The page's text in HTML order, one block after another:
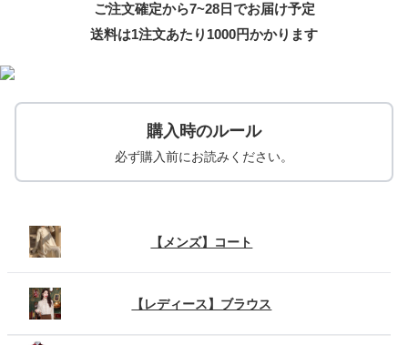
ご注文確定から7~28日でお届け予定
送料は1注文あたり 1000円かかります
購入時のルール
必ず購入前にお読みください。
【メンズ】コート
【レディース】ブラウス